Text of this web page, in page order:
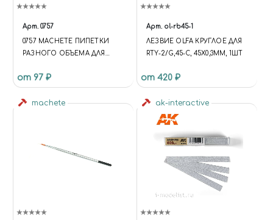
Арт. 0757
0757 MACHETE ПИПЕТКИ
РАЗНОГО ОБЪЕМА ДЛЯ
от 97 ₽
Арт. ol-rb45-1
ЛЕЗВИЕ OLFA КРУГЛОЕ ДЛЯ
RTY-2/G,45-C, 45Х0,3ММ, 1ШТ
от 420 ₽
machete ak-interactive